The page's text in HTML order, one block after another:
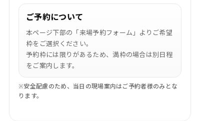
ご予約について
本ページ下部の「来場予約フォーム」よりご希望
枠をご選択ください。
予約枠には限りがあるため、満枠の場合は別日程
をご案内します。
※安全配慮のため、当日の現場案内はご予約者様のみとな
ります。